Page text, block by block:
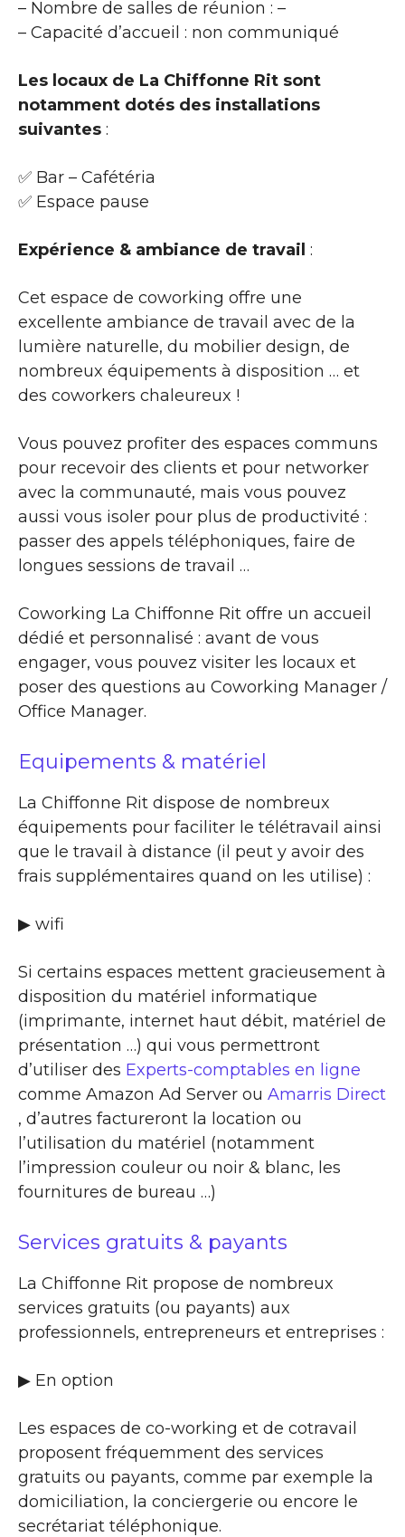
– Nombre de salles de réunion : –
– Capacité d’accueil : non communiqué
Les locaux de La Chiffonne Rit sont
notamment dotés des installations
suivantes :
✅ Bar – Cafétéria
✅ Espace pause
Expérience & ambiance de travail :
Cet espace de coworking offre une
excellente ambiance de travail avec de la
lumière naturelle, du mobilier design, de
nombreux équipements à disposition … et
des coworkers chaleureux !
Vous pouvez profiter des espaces communs
pour recevoir des clients et pour networker
avec la communauté, mais vous pouvez
aussi vous isoler pour plus de productivité :
passer des appels téléphoniques, faire de
longues sessions de travail …
Coworking La Chiffonne Rit offre un accueil
dédié et personnalisé : avant de vous
engager, vous pouvez visiter les locaux et
poser des questions au Coworking Manager /
Office Manager.
Equipements & matériel
La Chiffonne Rit dispose de nombreux
équipements pour faciliter le télétravail ainsi
que le travail à distance (il peut y avoir des
frais supplémentaires quand on les utilise) :
▶ wifi
Si certains espaces mettent gracieusement à
disposition du matériel informatique
(imprimante, internet haut débit, matériel de
présentation …) qui vous permettront
d’utiliser des Experts-comptables en ligne
comme Amazon Ad Server ou Amarris Direct
, d’autres factureront la location ou
l’utilisation du matériel (notamment
l’impression couleur ou noir & blanc, les
fournitures de bureau …)
Services gratuits & payants
La Chiffonne Rit propose de nombreux
services gratuits (ou payants) aux
professionnels, entrepreneurs et entreprises :
▶​ En option
Les espaces de co-working et de cotravail
proposent fréquemment des services
gratuits ou payants, comme par exemple la
domiciliation, la conciergerie ou encore le
secrétariat téléphonique.